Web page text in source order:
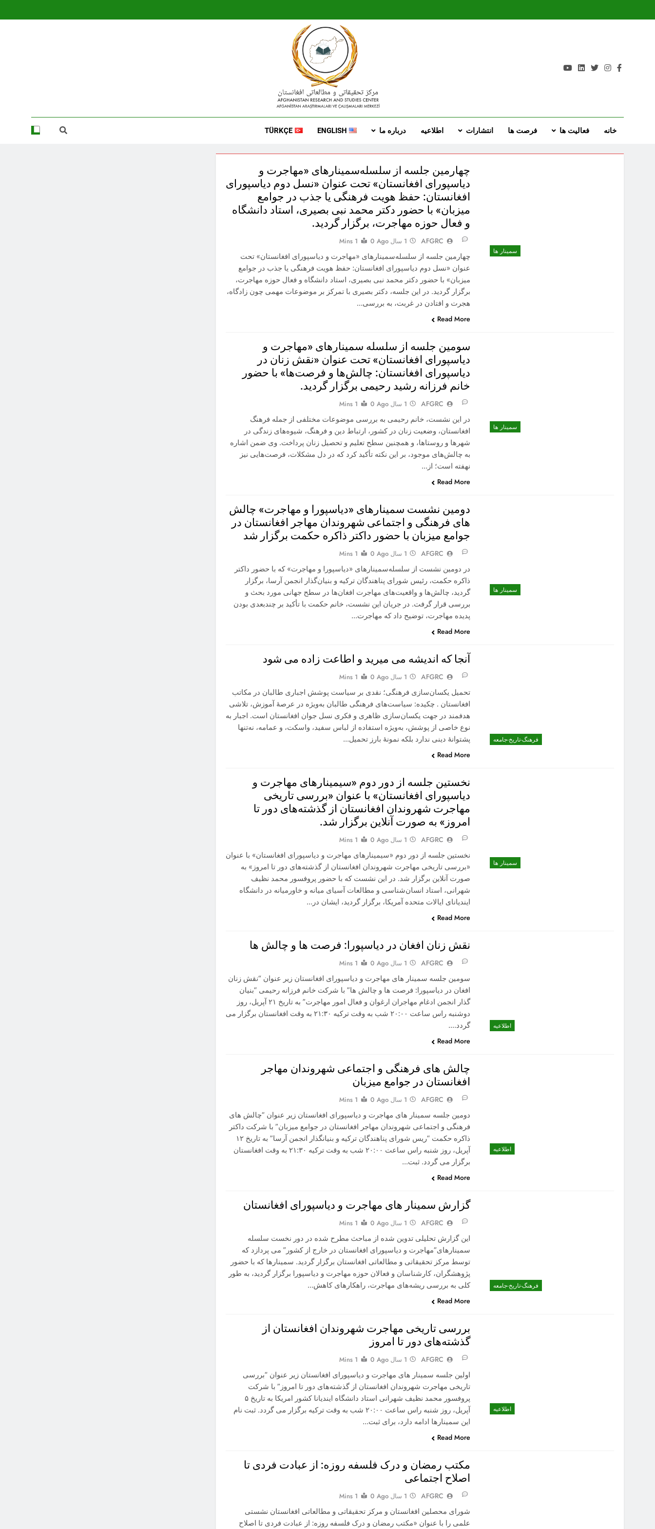
Afgrc.com خانه فعالیت ها فرصت ها انتشارات اطلاعیه درباره ما ENGLISH
TÜRKÇE
سمینار ها
چهارمین جلسه از سلسله‌سمینارهای «مهاجرت و
دیاسپورای افغانستان» تحت عنوان «نسل دوم دیاسپورای
افغانستان: حفظ هویت فرهنگی یا جذب در جوامع
میزبان» با حضور دکتر محمد نبی بصیری، استاد دانشگاه
و فعال حوزه مهاجرت، برگزار گردید.
AFGRC 1 سال Ago 0
1 Mins
چهارمین جلسه از سلسله‌سمینارهای «مهاجرت و دیاسپورای افغانستان» تحت
عنوان «نسل دوم دیاسپورای افغانستان: حفظ هویت فرهنگی یا جذب در جوامع
میزبان» با حضور دکتر محمد نبی بصیری، استاد دانشگاه و فعال حوزه مهاجرت،
برگزار گردید. در این جلسه، دکتر بصیری با تمرکز بر موضوعات مهمی چون زادگاه،
هجرت و افتادن در غربت، به بررسی…
Read More
سمینار ها
سومین جلسه از سلسله سمینارهای «مهاجرت و
دیاسپورای افغانستان» تحت عنوان «نقش زنان در
دیاسپورای افغانستان: چالش‌ها و فرصت‌ها» با حضور
خانم فرزانه رشید رحیمی برگزار گردید.
AFGRC 1 سال Ago 0
1 Mins
در این نشست، خانم رحیمی به بررسی موضوعات مختلفی از جمله فرهنگ
افغانستان، وضعیت زنان در کشور، ارتباط دین و فرهنگ، شیوه‌های زندگی در
شهرها و روستاها، و همچنین سطح تعلیم و تحصیل زنان پرداخت. وی ضمن اشاره
به چالش‌های موجود، بر این نکته تأکید کرد که در دل مشکلات، فرصت‌هایی نیز
نهفته است؛ از…
Read More
سمینار ها
دومین نشست سمینارهای «دیاسپورا و مهاجرت» چالش
های فرهنگی و اجتماعی شهروندان مهاجر افغانستان در
جوامع میزبان با حضور داکتر ذاکره حکمت برگزار شد
AFGRC 1 سال Ago 0
1 Mins
در دومین نشست از سلسله‌سمینارهای «دیاسپورا و مهاجرت» که با حضور داکتر
ذاکره حکمت، رئیس شورای پناهندگان ترکیه و بنیان‌گذار انجمن آرسا، برگزار
گردید، چالش‌ها و واقعیت‌های مهاجرت افغان‌ها در سطح جهانی مورد بحث و
بررسی قرار گرفت. در جریان این نشست، خانم حکمت با تأکید بر چندبعدی بودن
پدیده مهاجرت، توضیح داد که مهاجرت…
Read More
فرهنگ-تاریخ-جامعه
آنجا که اندیشه می میرید و اطاعت زاده می شود
AFGRC 1 سال Ago 0
1 Mins
تحمیل یکسان‌سازی فرهنگی؛ نقدی بر سیاست پوشش اجباری طالبان در مکاتب
افغانستان . چکیده: سیاست‌های فرهنگی طالبان به‌ویژه در عرصهٔ آموزش، تلاشی
هدفمند در جهت یکسان‌سازی ظاهری و فکری نسل جوان افغانستان است. اجبار به
نوع خاصی از پوشش، به‌ویژه استفاده از لباس سفید، واسکت، و عمامه، نه‌تنها
پشتوانهٔ دینی ندارد بلکه نمونهٔ بارز تحمیل…
Read More
سمینار ها
نخستین جلسه از دور دوم «سیمینارهای مهاجرت و
دیاسپورای افغانستان» با عنوان «بررسی تاریخی
مهاجرت شهروندان افغانستان از گذشته‌های دور تا
امروز» به صورت آنلاین برگزار شد.
AFGRC 1 سال Ago 0
1 Mins
نخستین جلسه از دور دوم «سیمینارهای مهاجرت و دیاسپورای افغانستان» با عنوان
«بررسی تاریخی مهاجرت شهروندان افغانستان از گذشته‌های دور تا امروز» به
صورت آنلاین برگزار شد. در این نشست که با حضور پروفسور محمد نظیف
شهرانی، استاد انسان‌شناسی و مطالعات آسیای میانه و خاورمیانه در دانشگاه
ایندیانای ایالات متحده آمریکا، برگزار گردید، ایشان در…
Read More
اطلاعیه
نقش زنان افغان در دیاسپورا: فرصت ها و چالش ها
AFGRC 1 سال Ago 0
1 Mins
سومین جلسه سمینار های مهاجرت و دیاسپورای افغانستان زیر عنوان “نقش زنان
افغان در دیاسپورا: فرصت ها و چالش ها” با شرکت خانم فرزانه رحیمی “بنیان
گذار انجمن ادغام مهاجران ارغوان و فعال امور مهاجرت” به تاریخ ۲۱ آپریل، روز
دوشنبه راس ساعت ۲۰:۰۰ شب به وقت ترکیه ۲۱:۳۰ به وقت افغانستان برگزار می
گردد….
Read More
اطلاعیه
چالش های فرهنگی و اجتماعی شهروندان مهاجر
افغانستان در جوامع میزبان
AFGRC 1 سال Ago 0
1 Mins
دومین جلسه سمینار های مهاجرت و دیاسپورای افغانستان زیر عنوان “چالش های
فرهنگی و اجتماعی شهروندان مهاجر افغانستان در جوامع میزبان” با شرکت داکتر
ذاکره حکمت “ریس شورای پناهندگان ترکیه و بنیانگذار انجمن آرسا” به تاریخ ۱۲
آپریل، روز شنبه راس ساعت ۲۰:۰۰ شب به وقت ترکیه ۲۱:۳۰ به وقت افغانستان
برگزار می گردد. ثبت…
Read More
فرهنگ-تاریخ-جامعه
گزارش سمینار های مهاجرت و دیاسپورای افغانستان
AFGRC 1 سال Ago 0
1 Mins
این گزارش تحلیلی تدوین شده از مباحث مطرح‌ شده در دور نخست سلسله
سمینارهای“مهاجرت و دیاسپورای افغانستان در خارج از کشور” می پردازد که
توسط مرکز تحقیقاتی و مطالعاتی افغانستان برگزار گردید. سمینارها که با حضور
پژوهشگران، کارشناسان و فعالان حوزه مهاجرت و دیاسپورا برگزار گردید، به طور
کلی به بررسی ریشه‌های مهاجرت، راهکارهای کاهش…
Read More
اطلاعیه
بررسی تاریخی مهاجرت شهروندان افغانستان از
گذشته‌های دور تا امروز
AFGRC 1 سال Ago 0
1 Mins
اولین جلسه سمینار های مهاجرت و دیاسپورای افغانستان زیر عنوان “بررسی
تاریخی مهاجرت شهروندان افغانستان از گذشته‌های دور تا امروز” با شرکت
پروفسور محمد نظیف شهرانی استاد دانشگاه ایندیانا کشور امریکا به تاریخ ۵
آپریل، روز شنبه راس ساعت ۲۰:۰۰ شب به وقت ترکیه برگزار می گردد. ثبت نام
این سمینارها ادامه دارد، برای ثبت…
Read More
مکتب رمضان و درک فلسفه روزه: از عبادت فردی تا
اصلاح اجتماعی
AFGRC 1 سال Ago 0
1 Mins
شورای محصلین افغانستان و مرکز تحقیقاتی و مطالعاتی افغانستان نشستی
علمی را با عنوان «مکتب رمضان و درک فلسفه روزه: از عبادت فردی تا اصلاح